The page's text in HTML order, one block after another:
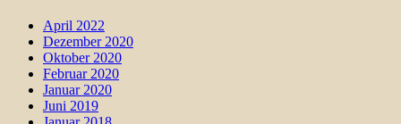
April 2022
Dezember 2020
Oktober 2020
Februar 2020
Januar 2020
Juni 2019